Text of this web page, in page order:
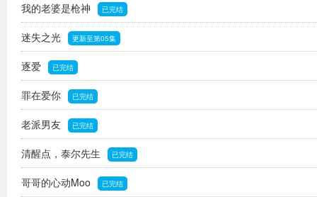
我的老婆是枪神 已完结
迷失之光 更新至第05集
逐爱 已完结
罪在爱你 已完结
老派男友 已完结
清醒点，泰尔先生 已完结
哥哥的心动Moo 已完结